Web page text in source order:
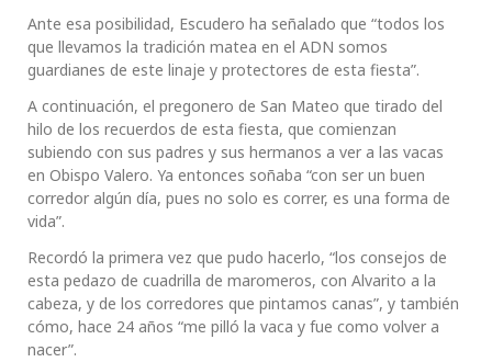
Ante esa posibilidad, Escudero ha señalado que “todos los
que llevamos la tradición matea en el ADN somos
guardianes de este linaje y protectores de esta fiesta”.
A continuación, el pregonero de San Mateo que tirado del
hilo de los recuerdos de esta fiesta, que comienzan
subiendo con sus padres y sus hermanos a ver a las vacas
en Obispo Valero. Ya entonces soñaba “con ser un buen
corredor algún día, pues no solo es correr, es una forma de
vida”.
Recordó la primera vez que pudo hacerlo, “los consejos de
esta pedazo de cuadrilla de maromeros, con Alvarito a la
cabeza, y de los corredores que pintamos canas”, y también
cómo, hace 24 años “me pilló la vaca y fue como volver a
nacer”.